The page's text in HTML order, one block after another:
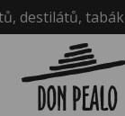
destilátů,